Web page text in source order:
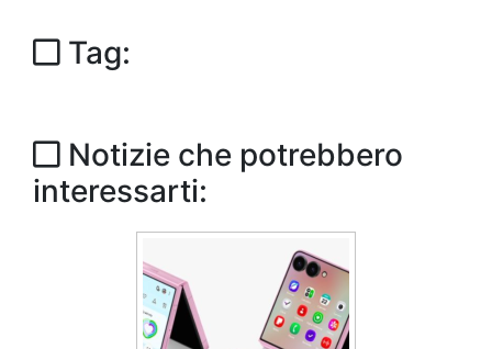
Tag:
Notizie che potrebbero
interessarti: